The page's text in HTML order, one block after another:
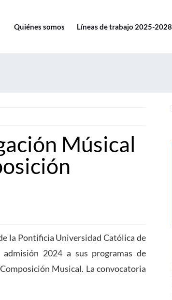
Quiénes somos Líneas de trabajo 2025-2028
Músical
la Pontificia Universidad Católica de
2024 a sus programas de
Musical. La convocatoria